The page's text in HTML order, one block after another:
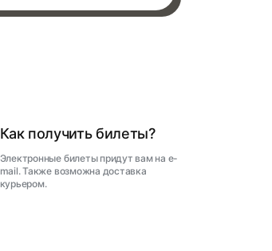
Как получить билеты?
Электронные билеты придут вам на e-
mail. Также возможна доставка
курьером.